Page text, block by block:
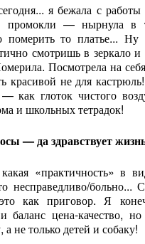
я бежала с
промокли — нырнула в
померить то платье... Ну
смотришь в зеркало
Посмотрела на
не для
как глоток чистого
и школьных тетрадок!
— да здравствует
«практичность» в
несправедливо/больно...
как приговор. Я
баланс цена-качество,
не только детей и собаку!